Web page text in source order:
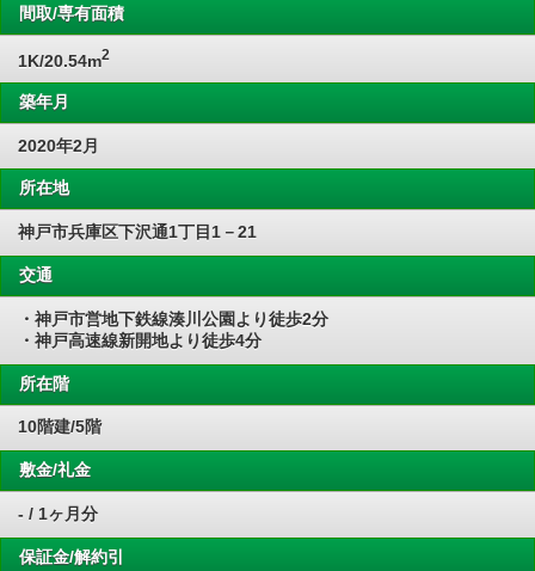
間取/専有面積
1K/20.54m2
築年月
2020年2月
所在地
神戸市兵庫区下沢通1丁目1－21
交通
・神戸市営地下鉄線湊川公園より徒歩2分
・神戸高速線新開地より徒歩4分
所在階
10階建/5階
敷金/礼金
- / 1ヶ月分
保証金/解約引